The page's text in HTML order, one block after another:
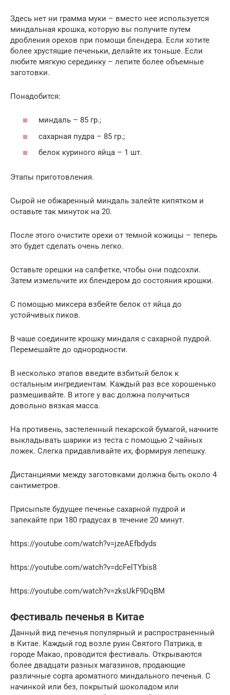
Здесь нет ни грамма муки – вместо нее используется
миндальная крошка, которую вы получите путем
дробления орехов при помощи блендера. Если хотите
более хрустящие печеньки, делайте их тоньше. Если
любите мягкую серединку – лепите более объемные
заготовки.
Понадобится:
миндаль – 85 гр.;
сахарная пудра – 85 гр.;
белок куриного яйца – 1 шт.
Этапы приготовления.
Сырой не обжаренный миндаль залейте кипятком и
оставьте так минуток на 20.
После этого очистите орехи от темной кожицы – теперь
это будет сделать очень легко.
Оставьте орешки на салфетке, чтобы они подсохли.
Затем измельчите их блендером до состояния крошки.
С помощью миксера взбейте белок от яйца до
устойчивых пиков.
В чаше соедините крошку миндаля с сахарной пудрой.
Перемешайте до однородности.
В несколько этапов введите взбитый белок к
остальным ингредиентам. Каждый раз все хорошенько
размешивайте. В итоге у вас должна получиться
довольно вязкая масса.
На противень, застеленный пекарской бумагой, начните
выкладывать шарики из теста с помощью 2 чайных
ложек. Слегка придавливайте их, формируя лепешку.
Дистанциями между заготовками должна быть около 4
сантиметров.
Присыпьте будущее печенье сахарной пудрой и
запекайте при 180 градусах в течение 20 минут.
https://youtube.com/watch?v=jzeAEfbdyds
https://youtube.com/watch?v=dcFelTYbis8
https://youtube.com/watch?v=zksUkF9DqBM
Фестиваль печенья в Китае
Данный вид печенья популярный и распространенный
в Китае. Каждый год возле руин Святого Патрика, в
городе Макао, проводится фестиваль. Открываются
более двадцати разных магазинов, продающие
различные сорта ароматного миндального печенья. С
начинкой или без, покрытый шоколадом или